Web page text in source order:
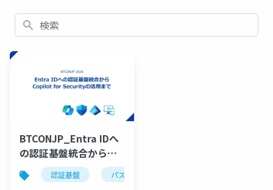
検索
BTCONJP_Entra IDへ
の認証基盤統合から
Copilot for Security
の活用まで
認証基盤 パスワードレス